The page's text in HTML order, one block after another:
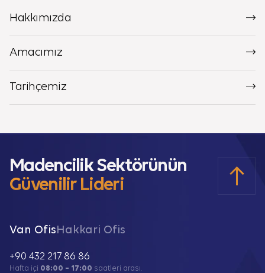
Hakkımızda
Amacımız
Tarihçemiz
Madencilik Sektörünün
Güvenilir Lideri
Van OfisHakkari Ofis
+90 432 217 86 86
Hafta içi 08:00 – 17:00 saatleri arası.